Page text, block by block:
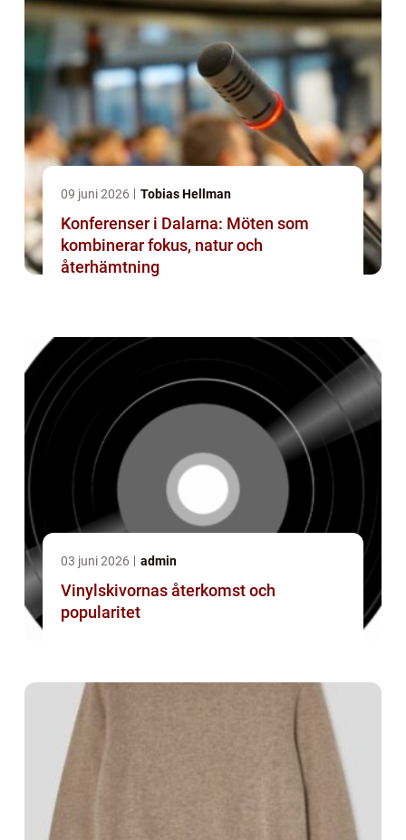
09 juni 2026 Tobias Hellman
Konferenser i Dalarna: Möten som
kombinerar fokus, natur och
återhämtning
03 juni 2026 admin
Vinylskivornas återkomst och
popularitet